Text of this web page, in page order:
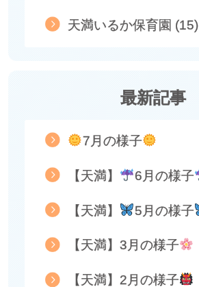
天満いるか保育園 (15)
最新記事
7月の様子
【天満】 6月の様子
【天満】 5月の様子
【天満】3月の様子
【天満】2月の様子